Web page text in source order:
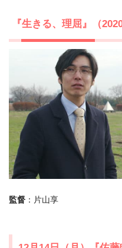
『生きる、理屈』（
監督 ：片山享